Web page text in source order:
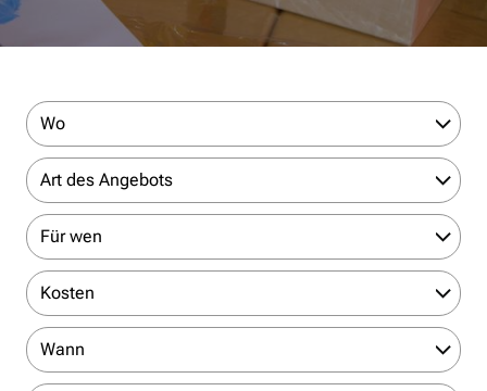
Wo
Art des Angebots
Für wen
Kosten
Wann